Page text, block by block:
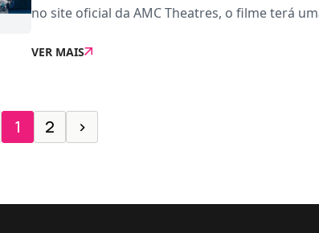
no site oficial da AMC Theatres, o filme terá
os filmes mais longos do estúdio dos últimos
VER MAIS
1 2 ›